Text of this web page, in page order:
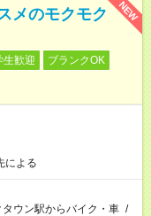
NEW
メのモクモク
生歓迎
ブランクOK
による
タウン駅からバイク・車 /